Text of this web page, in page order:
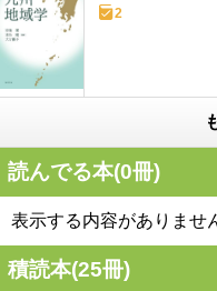
2
読んでる本(0冊)
表示する内容がありませ
積読本(25冊)